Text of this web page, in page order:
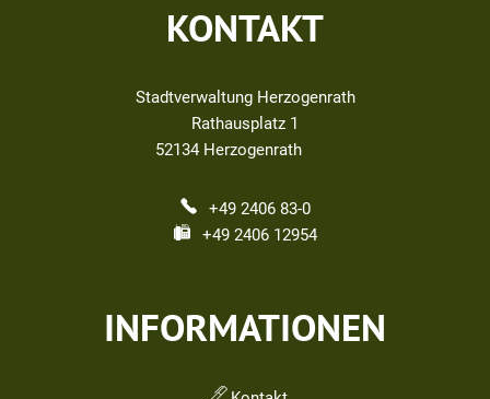
KONTAKT
Stadtverwaltung Herzogenrath
Rathausplatz 1
52134 Herzogenrath
+49 2406 83-0
+49 2406 12954
INFORMATIONEN